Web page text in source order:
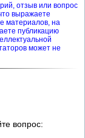
отзыв или вопрос
выражаете
материалов, на
публикацию
может не
вопрос: